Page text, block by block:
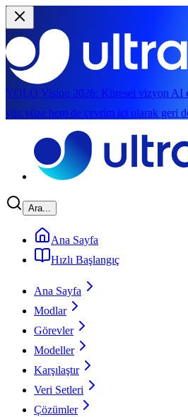
YOLO Vision 2026: Küresel vizyon AI
yüz yüze hem de çevrim içi olarak geri
Ara...
Ana Sayfa
Hızlı Başlangıç
Ana Sayfa
Modlar
Görevler
Modeller
Karşılaştır
Veri Setleri
Çözümler